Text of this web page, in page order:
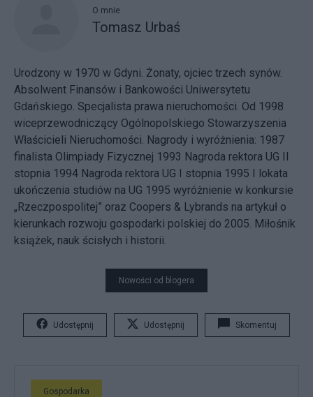
O mnie
Tomasz Urbaś
Urodzony w 1970 w Gdyni. Żonaty, ojciec trzech synów.
Absolwent Finansów i Bankowości Uniwersytetu
Gdańskiego. Specjalista prawa nieruchomości. Od 1998
wiceprzewodniczący Ogólnopolskiego Stowarzyszenia
Właścicieli Nieruchomości. Nagrody i wyróżnienia: 1987
finalista Olimpiady Fizycznej 1993 Nagroda rektora UG II
stopnia 1994 Nagroda rektora UG I stopnia 1995 I lokata
ukończenia studiów na UG 1995 wyróżnienie w konkursie
„Rzeczpospolitej” oraz Coopers & Lybrands na artykuł o
kierunkach rozwoju gospodarki polskiej do 2005. Miłośnik
książek, nauk ścisłych i historii.
Nowości od blogera
Udostępnij Udostępnij Skomentuj
Gospodarka